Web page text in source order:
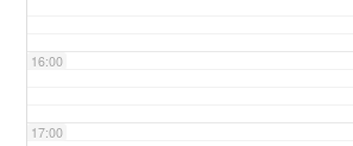
16:00
17:00